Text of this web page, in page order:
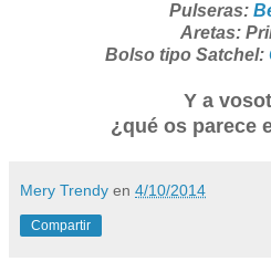
Pulseras:
Aretas:
Bolso tipo Satchel:
Y a
¿qué os parece
Mery Trendy en 4/10/2014
Compartir